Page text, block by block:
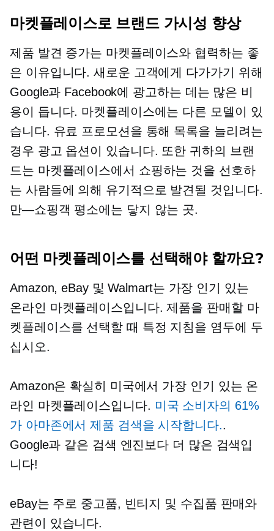
마켓플레이스로 브랜드 가시성 향상
제품 발견 증가는 마켓플레이스와 협력하는 좋
은 이유입니다. 새로운 고객에게 다가가기 위해
Google과 Facebook에 광고하는 데는 많은 비
용이 듭니다. 마켓플레이스에는 다른 모델이 있
습니다. 유료 프로모션을 통해 목록을 늘리려는
경우 광고 옵션이 있습니다. 또한 귀하의 브랜
드는 마켓플레이스에서 쇼핑하는 것을 선호하
는 사람들에 의해 유기적으로 발견될 것입니다.
만—쇼핑객 평소에는 닿지 않는 곳.
어떤 마켓플레이스를 선택해야 할까요?
Amazon, eBay 및 Walmart는 가장 인기 있는
온라인 마켓플레이스입니다. 제품을 판매할 마
켓플레이스를 선택할 때 특정 지침을 염두에 두
십시오.
Amazon은 확실히 미국에서 가장 인기 있는 온
라인 마켓플레이스입니다. 미국 소비자의 61%
가 아마존에서 제품 검색을 시작합니다..
Google과 같은 검색 엔진보다 더 많은 검색입
니다!
eBay는 주로 중고품, 빈티지 및 수집품 판매와
관련이 있습니다.